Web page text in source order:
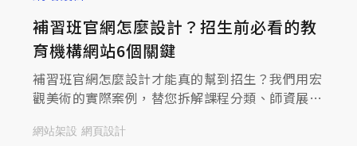
補習班官網怎麼設計？招生前必看的教
育機構網站6個關鍵
補習班官網怎麼設計才能真的幫到招生？我們用宏
觀美術的實際案例，替您拆解課程分類、師資展
問題整理。立即閱讀本文。
網站架設 網頁設計